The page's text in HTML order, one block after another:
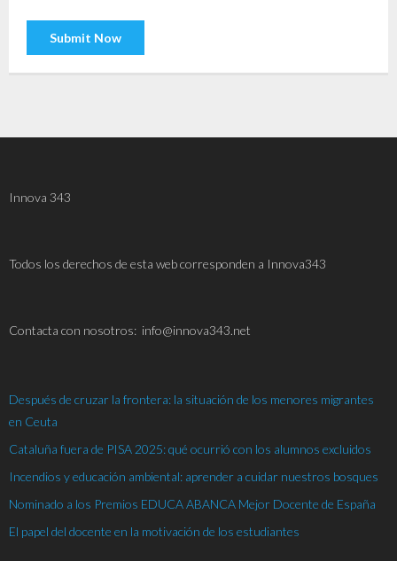
Innova 343
Todos los derechos de esta web corresponden a Innova343
Contacta con nosotros: info@innova343.net
Después de cruzar la frontera: la situación de los menores migrantes
en Ceuta
Cataluña fuera de PISA 2025: qué ocurrió con los alumnos excluidos
Incendios y educación ambiental: aprender a cuidar nuestros bosques
Nominado a los Premios EDUCA ABANCA Mejor Docente de España
El papel del docente en la motivación de los estudiantes